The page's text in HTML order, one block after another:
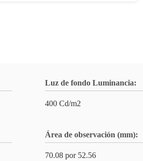
Luz de fondo Luminancia:
400 Cd/m2
Área de observación (mm):
70.08 por 52.56